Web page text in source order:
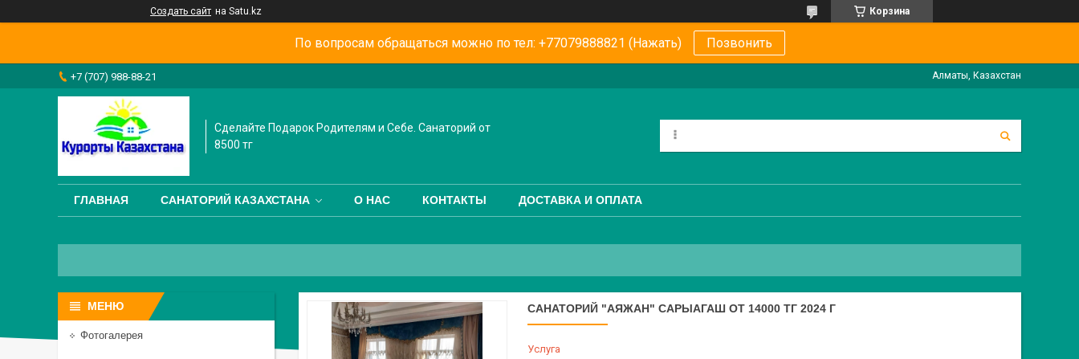
Создать сайт на Satu.kz Корзина
По вопросам обращаться можно по тел: +77079888821 (Нажать) Позвонить
+7 (707) 988-88-21 Алматы, Казахстан
Сделайте Подарок Родителям и Себе. Санаторий от
8500 тг
ГЛАВНАЯ САНАТОРИЙ КАЗАХСТАНА О НАС КОНТАКТЫ ДОСТАВКА И ОПЛАТА
САНАТОРИЙ "АЯЖАН" САРЫАГАШ ОТ 14000 ТГ 2024 Г
Услуга
Фотогалерея